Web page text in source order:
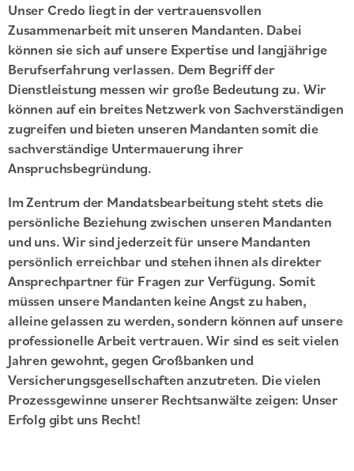
Unser Credo liegt in der vertrauensvollen
Zusammenarbeit mit unseren Mandanten. Dabei
können sie sich auf unsere Expertise und langjährige
Berufserfahrung verlassen. Dem Begriff der
Dienstleistung messen wir große Bedeutung zu. Wir
können auf ein breites Netzwerk von Sachverständigen
zugreifen und bieten unseren Mandanten somit die
sachverständige Untermauerung ihrer
Anspruchsbegründung.
Im Zentrum der Mandatsbearbeitung steht stets die
persönliche Beziehung zwischen unseren Mandanten
und uns. Wir sind jederzeit für unsere Mandanten
persönlich erreichbar und stehen ihnen als direkter
Ansprechpartner für Fragen zur Verfügung. Somit
müssen unsere Mandanten keine Angst zu haben,
alleine gelassen zu werden, sondern können auf unsere
professionelle Arbeit vertrauen. Wir sind es seit vielen
Jahren gewohnt, gegen Großbanken und
Versicherungsgesellschaften anzutreten. Die vielen
Prozessgewinne unserer Rechtsanwälte zeigen: Unser
Erfolg gibt uns Recht!